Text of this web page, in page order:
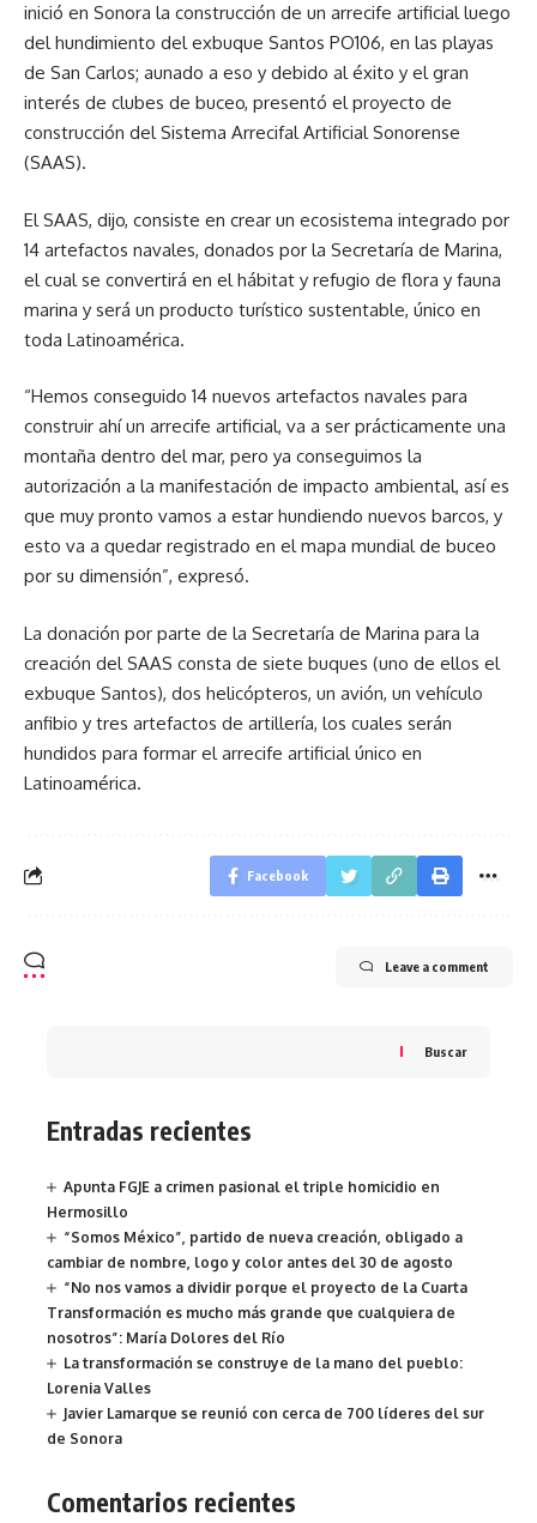
inició en Sonora la construcción de un arrecife artificial luego
del hundimiento del exbuque Santos PO106, en las playas
de San Carlos; aunado a eso y debido al éxito y el gran
interés de clubes de buceo, presentó el proyecto de
construcción del Sistema Arrecifal Artificial Sonorense
(SAAS).
El SAAS, dijo, consiste en crear un ecosistema integrado por
14 artefactos navales, donados por la Secretaría de Marina,
el cual se convertirá en el hábitat y refugio de flora y fauna
marina y será un producto turístico sustentable, único en
toda Latinoamérica.
“Hemos conseguido 14 nuevos artefactos navales para
construir ahí un arrecife artificial, va a ser prácticamente una
montaña dentro del mar, pero ya conseguimos la
autorización a la manifestación de impacto ambiental, así es
que muy pronto vamos a estar hundiendo nuevos barcos, y
esto va a quedar registrado en el mapa mundial de buceo
por su dimensión”, expresó.
La donación por parte de la Secretaría de Marina para la
creación del SAAS consta de siete buques (uno de ellos el
exbuque Santos), dos helicópteros, un avión, un vehículo
anfibio y tres artefactos de artillería, los cuales serán
hundidos para formar el arrecife artificial único en
Latinoamérica.
Facebook
Leave a comment
Buscar
Entradas recientes
Apunta FGJE a crimen pasional el triple homicidio en
Hermosillo
“Somos México”, partido de nueva creación, obligado a
cambiar de nombre, logo y color antes del 30 de agosto
“No nos vamos a dividir porque el proyecto de la Cuarta
Transformación es mucho más grande que cualquiera de
nosotros”: María Dolores del Río
La transformación se construye de la mano del pueblo:
Lorenia Valles
Javier Lamarque se reunió con cerca de 700 líderes del sur
de Sonora
Comentarios recientes